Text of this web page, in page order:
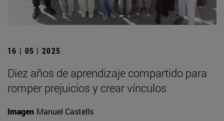
16 | 05 | 2025
Diez años de aprendizaje compartido para
romper prejuicios y crear vínculos
Imagen Manuel Castells